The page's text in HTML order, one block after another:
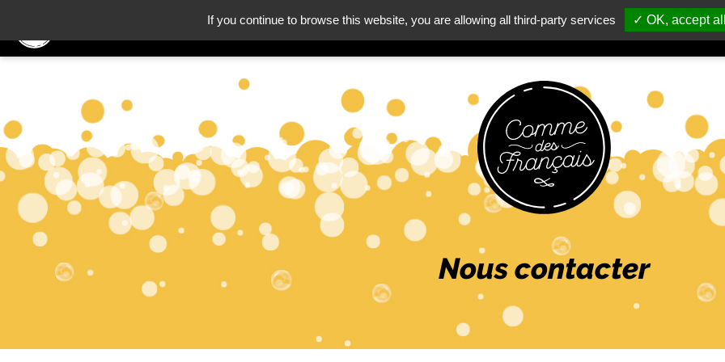
L'art de vivre français a son site
Nous contacter
If you continue to browse this website, you are allowing all third-party services ✓ OK, accept all